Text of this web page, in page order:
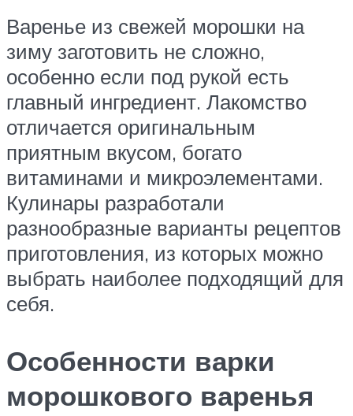
Варенье из свежей морошки на
зиму заготовить не сложно,
особенно если под рукой есть
главный ингредиент. Лакомство
отличается оригинальным
приятным вкусом, богато
витаминами и микроэлементами.
Кулинары разработали
разнообразные варианты рецептов
приготовления, из которых можно
выбрать наиболее подходящий для
себя.
Особенности варки
морошкового варенья